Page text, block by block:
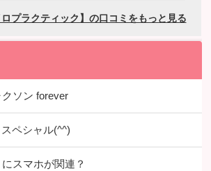
ソン forever
スペシャル(^^)
にスマホが関連？